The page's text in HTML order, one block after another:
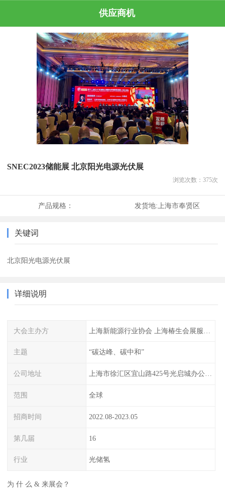
供应商机
SNEC2023储能展 北京阳光电源光伏展
浏览次数： 375次
产品规格： 发货地:上海市奉贤区
关键词
北京阳光电源光伏展
详细说明
大会主办方
主题 “碳达峰、碳中和”
公司地址 上海市徐汇区宜山路425号光启城办公楼905-907室
范围 全球
招商时间 2022.08-2023.05
第几届 16
行业 光储氢
为 什 么 & 来展会？